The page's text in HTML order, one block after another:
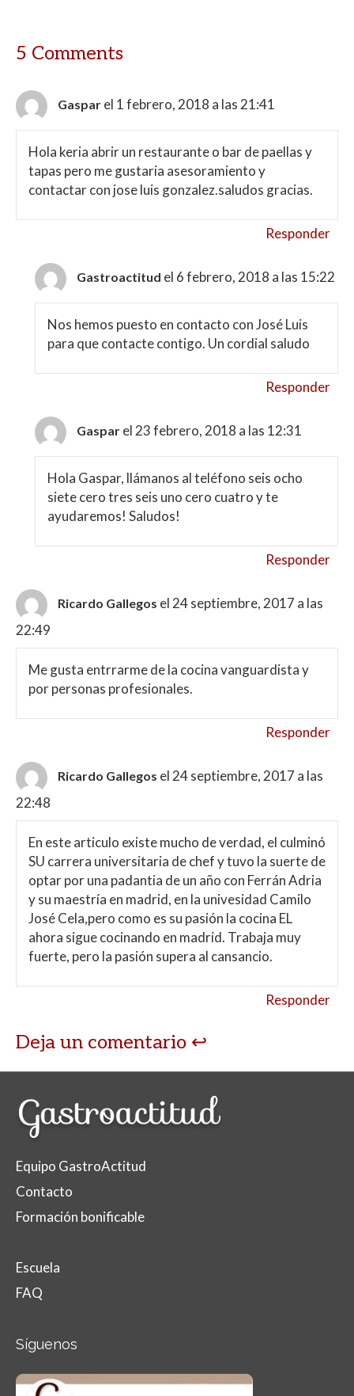
5 Comments
Gaspar el 1 febrero, 2018 a las 21:41
Hola keria abrir un restaurante o bar de paellas y
tapas pero me gustaria asesoramiento y
contactar con jose luis gonzalez.saludos gracias.
Responder
Gastroactitud el 6 febrero, 2018 a las 15:22
Nos hemos puesto en contacto con José Luis
para que contacte contigo. Un cordial saludo
Responder
Gaspar el 23 febrero, 2018 a las 12:31
Hola Gaspar, llámanos al teléfono seis ocho
siete cero tres seis uno cero cuatro y te
ayudaremos! Saludos!
Responder
Ricardo Gallegos el 24 septiembre, 2017 a las
22:49
Me gusta entrrarme de la cocina vanguardista y
por personas profesionales.
Responder
Ricardo Gallegos el 24 septiembre, 2017 a las
22:48
En este articulo existe mucho de verdad, el culminó
SU carrera universitaria de chef y tuvo la suerte de
optar por una padantia de un año con Ferrán Adria
y su maestría en madrid, en la univesidad Camilo
José Cela,pero como es su pasión la cocina EL
ahora sigue cocinando en madrid. Trabaja muy
fuerte, pero la pasión supera al cansancio.
Responder
Deja un comentario
Equipo GastroActitud
Contacto
Formación bonificable
Escuela
FAQ
Síguenos